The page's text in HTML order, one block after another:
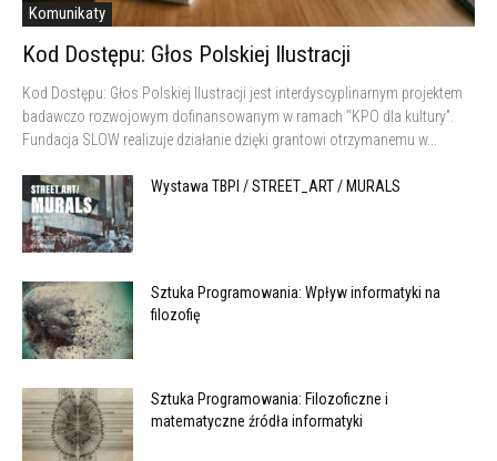
Komunikaty
Kod Dostępu: Głos Polskiej Ilustracji
Kod Dostępu: Głos Polskiej Ilustracji jest interdyscyplinarnym projektem
badawczo rozwojowym dofinansowanym w ramach “KPO dla kultury”.
Fundacja SLOW realizuje działanie dzięki grantowi otrzymanemu w...
Wystawa TBPI / STREET_ART / MURALS
Sztuka Programowania: Wpływ informatyki na
filozofię
Sztuka Programowania: Filozoficzne i
matematyczne źródła informatyki